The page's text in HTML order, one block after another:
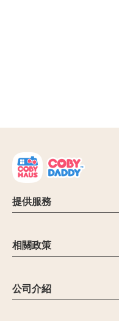
提供服務
聯絡我們：6012-9681413
營業時間：09:00 - 18:00
相關政策
禁止和限制商品
聯繫客服
公司介紹